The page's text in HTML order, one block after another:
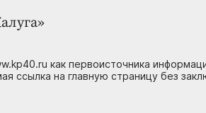
как первоисточника
ссылка на главную страницу без